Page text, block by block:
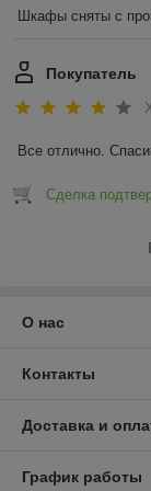
Шкафы сняты с
Покупатель
Все отлично.
Сделка
О нас
Контакты
Доставка и
График работы